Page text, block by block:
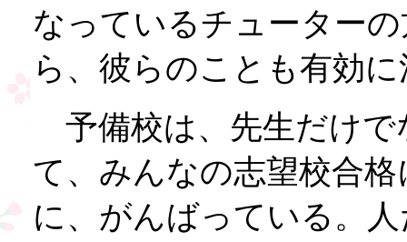
なっているチューター
ら、彼らのことも有効
予備校は、先生だけで
て、みんなの志望校合
に、がんばっている。